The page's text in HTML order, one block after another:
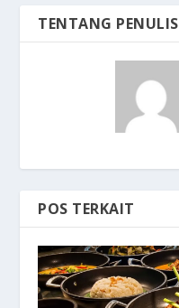
TENTANG PENULIS
POS TERKAIT